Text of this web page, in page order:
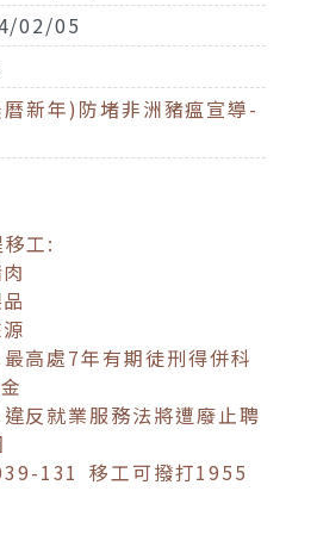
02/05
新年)防堵非洲豬瘟宣導-
工:
高處7年有期徒刑得併科
反就業服務法將遭廢止聘
131 移工可撥打1955